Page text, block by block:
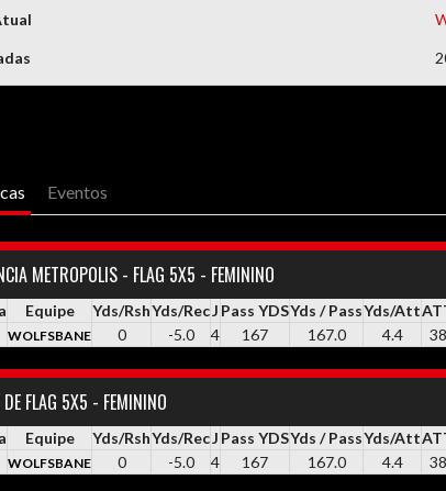
DEMAIS
Eventos
METROPOLIS - FLAG 5X5 - FEMININO
Equipe Yds/RshYds/RecJ Pass YDSYds / PassYds/Att
WOLFSBANE 0 -5.0 4 167 167.0 4.4 38
DE FLAG 5X5 - FEMININO
Equipe Yds/RshYds/RecJ Pass YDSYds / PassYds/Att
WOLFSBANE 0 -5.0 4 167 167.0 4.4 38